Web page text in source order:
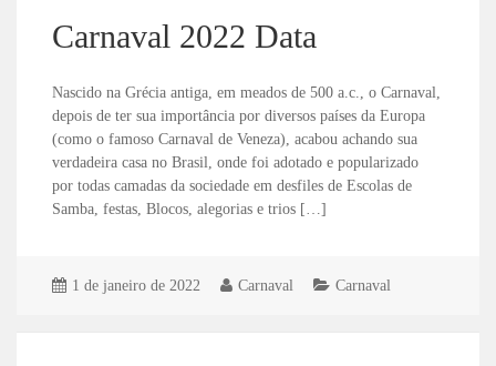
Carnaval 2022 Data
Nascido na Grécia antiga, em meados de 500 a.c., o Carnaval,
depois de ter sua importância por diversos países da Europa
(como o famoso Carnaval de Veneza), acabou achando sua
verdadeira casa no Brasil, onde foi adotado e popularizado
por todas camadas da sociedade em desfiles de Escolas de
Samba, festas, Blocos, alegorias e trios […]
1 de janeiro de 2022 Carnaval Carnaval